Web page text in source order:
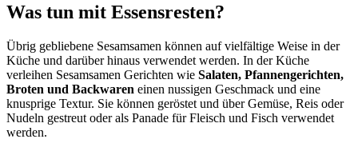
Was tun mit Essensresten?
Übrig gebliebene Sesamsamen können auf vielfältige Weise in der
Küche und darüber hinaus verwendet werden. In der Küche
verleihen Sesamsamen Gerichten wie Salaten, Pfannengerichten,
Broten und Backwaren einen nussigen Geschmack und eine
knusprige Textur. Sie können geröstet und über Gemüse, Reis oder
Nudeln gestreut oder als Panade für Fleisch und Fisch verwendet
werden.